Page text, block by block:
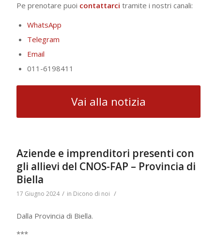
Pe prenotare puoi contattarci tramite i nostri canali:
WhatsApp
Telegram
Email
011-6198411
Vai alla notizia
Aziende e imprenditori presenti con
gli allievi del CNOS-FAP – Provincia di
Biella
17 Giugno 2024 / in Dicono di noi /
Dalla Provincia di Biella.
***